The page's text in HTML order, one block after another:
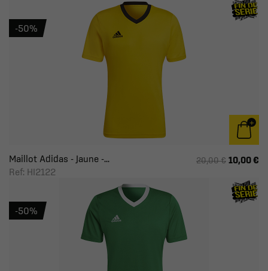
Maillot Adidas - Jaune -...
Ref: HI2122
20,00 € 10,00 €
-50%
-50%